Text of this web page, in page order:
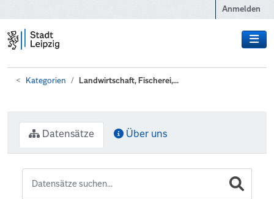
Anmelden
Kategorien Landwirtschaft, Fischerei,...
Datensätze Über uns